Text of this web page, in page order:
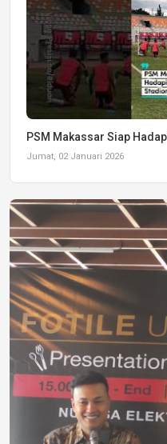
PSM Makassar Siap
Jumat, 02 Januari 2026